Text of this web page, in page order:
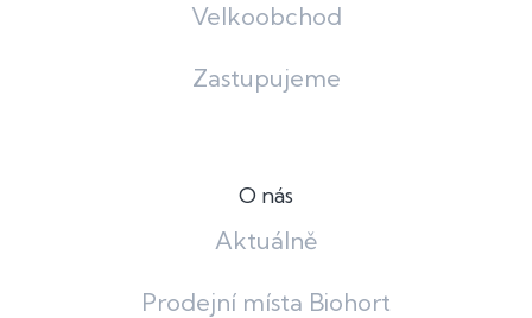
Velkoobchod
Zastupujeme
O nás
Aktuálně
Prodejní místa Biohort